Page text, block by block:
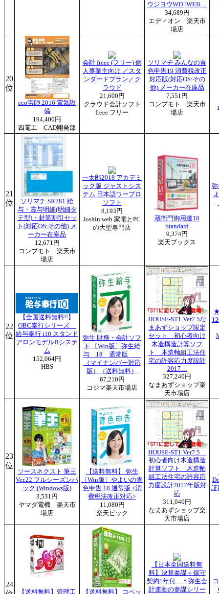
ウジヨウWD [WEB…
34,689円
エディオン 楽天市
場店
20
位
eco労師 2016 電気設
備
194,400円
四電工 CAD開発部
会計 freee (フリー) 個
人事業主向け ／スタ
ンダードプラン／ク
ラウド
21,600円
クラウド会計ソフト
freee フリー
ソリマチ みんなの青
色申告19 消費税改正
対応版(対応OS:その
他) メーカー在庫品
7,551円
コンプモト 楽天市
場店
21
位
ソリマチ SR281 給
与・賞与明細(明細タ
テ型)・封筒割引セッ
ト(対応OS:その他) メ
ーカー在庫品
12,671円
コンプモト 楽天市
場店
一太郎2018 アカデミ
ック版 ジャストシス
テム 日本語ワープロ
ソフト
8,193円
Joshin web 家電とPC
の大型専門店
蔵衛門御用達18
Standard
9,374円
楽天ブックス
22
位
【全国送料無料!!】
OBC奉行シリーズ
給与奉行 i10 スタンド
アロンモデルBシステ
ム
152,064円
HBS
弥生 財務・会計ソフ
ト 〔Win版〕弥生給
与 18 通常版
（マイナンバー対応
版）（送料無料）
67,210円
コジマ楽天市場店
HOUSE-ST1 Ver7.5な
まあずショップ限定
セット 初心者向け
木造構造計算ソフ
ト 木造軸組工法住
宅の許容応力度設計
2017…
327,240円
なまあずショップ楽
天市場店
★
23
位
ソースネクスト 筆王
Ver.22 フルシーズンパ
ック (Windows版)
3,531円
ヤマダ電機 楽天市
場店
【送料無料】 弥生
〔Win版〕やよいの青
色申告 18 通常版 <消
費税法改正対応>
11,080円
楽天ビック
HOUSE-ST1 Ver7.5
初心者向け木造構造
計算ソフト 木造軸
組工法住宅の許容応
力度設計2017年版対
応
311,040円
なまあずショップ楽
天市場店
証
24
【送料無料】管理工 【送料無料】 コベッ
【日本全国送料無
料】決算参謀＋保守
契約1年付 ＊弥生会
計連動の参謀シリー